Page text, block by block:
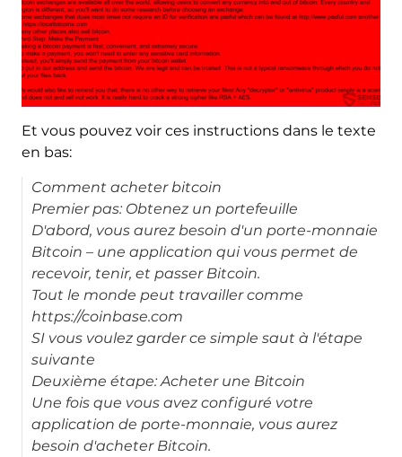
Et vous pouvez voir ces instructions dans le texte
en bas:
Comment acheter bitcoin
Premier pas: Obtenez un portefeuille
D'abord, vous aurez besoin d'un porte-monnaie
Bitcoin – une application qui vous permet de
recevoir, tenir, et passer Bitcoin.
Tout le monde peut travailler comme
https://coinbase.com
SI vous voulez garder ce simple saut à l'étape
suivante
Deuxième étape: Acheter une Bitcoin
Une fois que vous avez configuré votre
application de porte-monnaie, vous aurez
besoin d'acheter Bitcoin.